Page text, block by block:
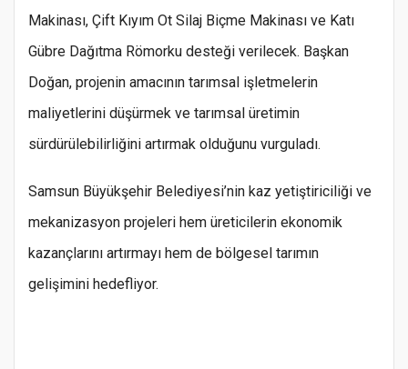
Makinası, Çift Kıyım Ot Silaj Biçme Makinası ve Katı
Gübre Dağıtma Römorku desteği verilecek. Başkan
Doğan, projenin amacının tarımsal işletmelerin
maliyetlerini düşürmek ve tarımsal üretimin
sürdürülebilirliğini artırmak olduğunu vurguladı.
Samsun Büyükşehir Belediyesi’nin kaz yetiştiriciliği ve
mekanizasyon projeleri hem üreticilerin ekonomik
kazançlarını artırmayı hem de bölgesel tarımın
gelişimini hedefliyor.